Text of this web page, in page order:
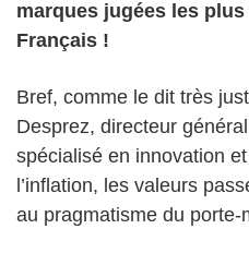
marques jugées les
Français !
Bref, comme le dit très
Desprez, directeur
spécialisé en innovation
l’inflation, les valeurs
au pragmatisme du